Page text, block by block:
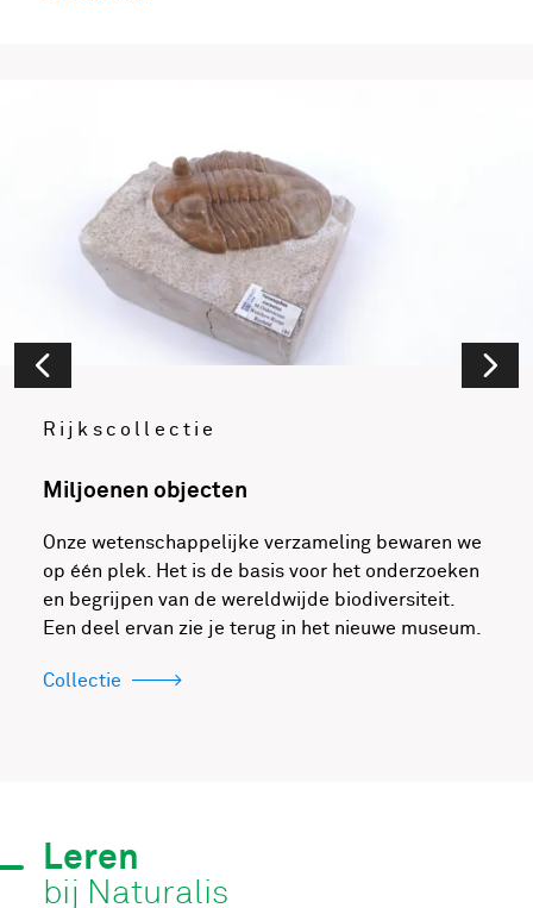
Rijkscollectie
Miljoenen objecten
Onze wetenschappelijke verzameling bewaren we
op één plek. Het is de basis voor het onderzoeken
en begrijpen van de wereldwijde biodiversiteit.
Een deel ervan zie je terug in het nieuwe museum.
Collectie
Leren
bij Naturalis